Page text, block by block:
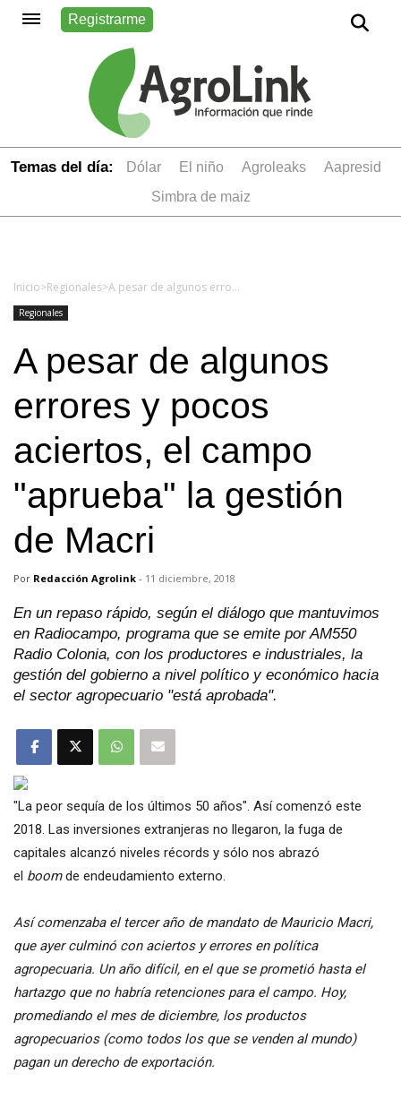
Registrarme
Temas del día: dólar el niño Agroleaks
aapresid
simbra de maiz
Inicio>Regionales> A pesar de algunos errores y pocos aciertos, el campo "aprueba" la gestión de Macri
Regionales
A pesar de algunos
errores y pocos
aciertos, el campo
"aprueba" la gestión
de Macri
Por Redacción Agrolink - 11 diciembre, 2018
En un repaso rápido, según el diálogo que mantuvimos
en Radiocampo, programa que se emite por AM550
Radio Colonia, con los productores e industriales, la
gestión del gobierno a nivel político y económico hacia
el sector agropecuario "está aprobada".
"La peor sequía de los últimos 50 años". Así comenzó este
2018. Las inversiones extranjeras no llegaron, la fuga de
capitales alcanzó niveles récords y sólo nos abrazó
el boomde endeudamiento externo.
Así comenzaba el tercer año de mandato de Mauricio Macri,
que ayer culminó con aciertos y errores en política
agropecuaria. Un año difícil, en el que se prometió hasta el
hartazgo que no habría retenciones para el campo. Hoy,
promediando el mes de diciembre, los productos
agropecuarios (como todos los que se venden al mundo)
pagan un derecho de exportación.